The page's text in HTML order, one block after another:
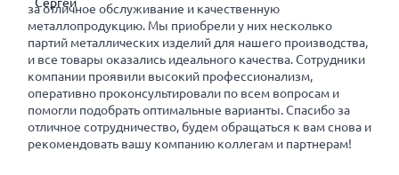
за отличное обслуживание и качественную
металлопродукцию. Мы приобрели у них несколько
партий металлических изделий для нашего производства,
и все товары оказались идеального качества. Сотрудники
компании проявили высокий профессионализм,
оперативно проконсультировали по всем вопросам и
помогли подобрать оптимальные варианты. Спасибо за
отличное сотрудничество, будем обращаться к вам снова и
рекомендовать вашу компанию коллегам и партнерам!